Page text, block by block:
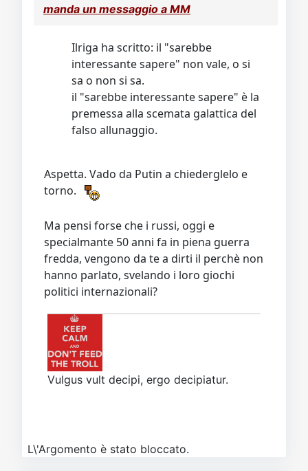
manda un messaggio a MM
Ilriga ha scritto: il "sarebbe
interessante sapere" non vale, o si
sa o non si sa.
il "sarebbe interessante sapere" è la
premessa alla scemata galattica del
falso allunaggio.
Aspetta. Vado da Putin a chiederglelo e
torno.
Ma pensi forse che i russi, oggi e
specialmante 50 anni fa in piena guerra
fredda, vengono da te a dirti il perchè non
hanno parlato, svelando i loro giochi
politici internazionali?
Vulgus vult decipi, ergo decipiatur.
L\'Argomento è stato bloccato.